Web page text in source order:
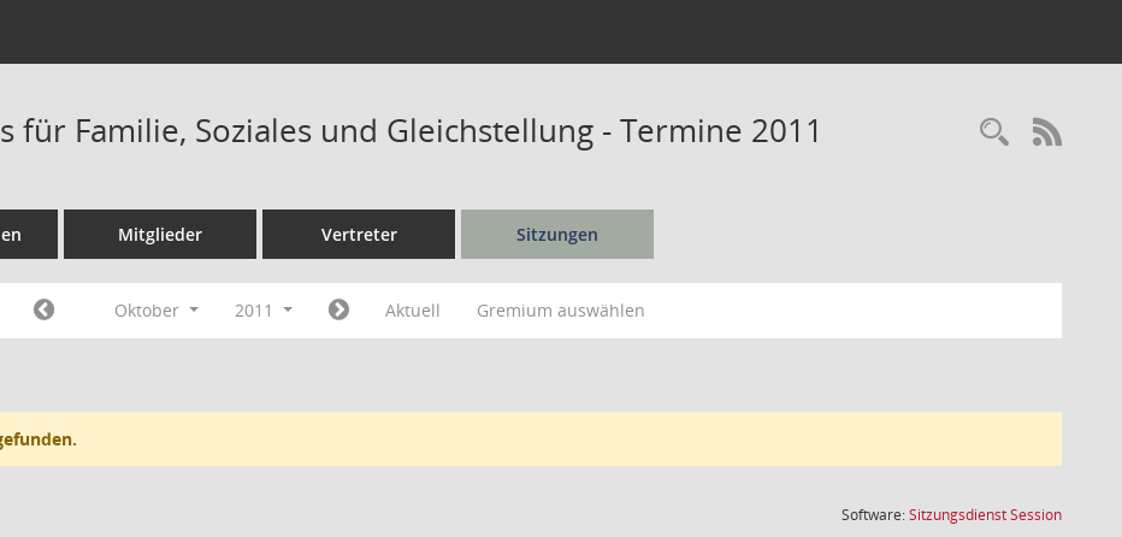
für Familie, Soziales und Gleichstellung - Termine 2011
Mitglieder Vertreter Sitzungen
Oktober 2011 Aktuell Gremium auswählen
Software:SitzungsdienstSession(Wird in